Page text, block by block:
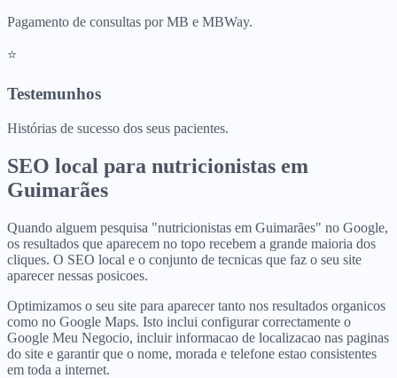
Pagamento de consultas por MB e MBWay.
⭐
Testemunhos
Histórias de sucesso dos seus pacientes.
SEO local para nutricionistas em
Guimarães
Quando alguem pesquisa "nutricionistas em Guimarães" no Google,
os resultados que aparecem no topo recebem a grande maioria dos
cliques. O SEO local e o conjunto de tecnicas que faz o seu site
aparecer nessas posicoes.
Optimizamos o seu site para aparecer tanto nos resultados organicos
como no Google Maps. Isto inclui configurar correctamente o
Google Meu Negocio, incluir informacao de localizacao nas paginas
do site e garantir que o nome, morada e telefone estao consistentes
em toda a internet.